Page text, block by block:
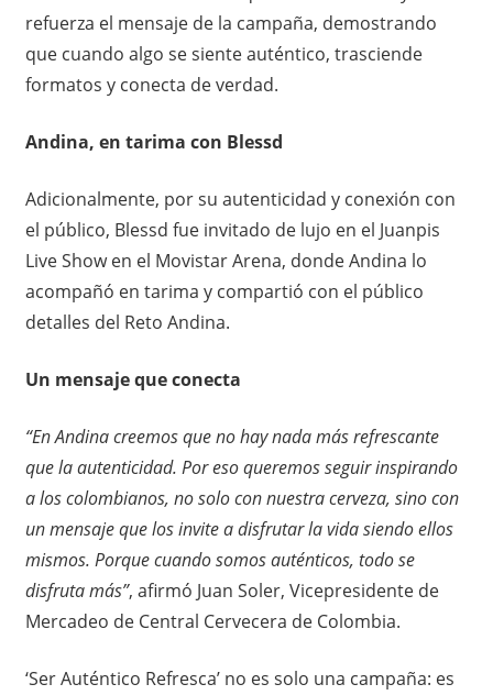
refuerza el mensaje de la campaña, demostrando
que cuando algo se siente auténtico, trasciende
formatos y conecta de verdad.
Andina, en tarima con Blessd
Adicionalmente, por su autenticidad y conexión con
el público, Blessd fue invitado de lujo en el Juanpis
Live Show en el Movistar Arena, donde Andina lo
acompañó en tarima y compartió con el público
detalles del Reto Andina.
Un mensaje que conecta
“En Andina creemos que no hay nada más refrescante
que la autenticidad. Por eso queremos seguir inspirando
a los colombianos, no solo con nuestra cerveza, sino con
un mensaje que los invite a disfrutar la vida siendo ellos
mismos. Porque cuando somos auténticos, todo se
disfruta más”, afirmó Juan Soler, Vicepresidente de
Mercadeo de Central Cervecera de Colombia.
‘Ser Auténtico Refresca’ no es solo una campaña: es